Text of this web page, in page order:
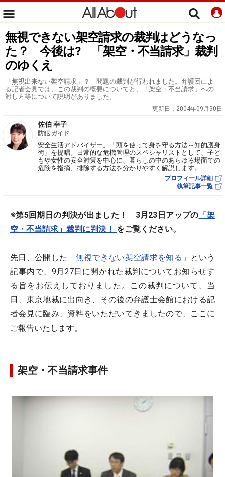
無視できない架空請求の裁判はどうなっ
た？ 今後は? 「架空・不当請求」裁判
のゆくえ
「無視出来ない架空請求」？ 問題の裁判が行われました。弁護団によ
る記者会見では、この裁判の概要についてと、「架空・不当請求」への
対し方等について説明がありました。
更新日： 2004年09月30日
佐伯 幸子
防犯 ガイド
安全生活アドバイザー。「頭を使って身を守る方法～知的護身
術」を提唱。日常的な危機管理のスペシャリストとして、子ど
もや女性の安全対策を中心に、暮らしの中のあらゆる場面での
危険を指摘、排除する方法を分かりやすく解説します。
プロフィール詳細
執筆記事一覧
※第5回期日の判決が出ました！ 3月23日アップの 「架
空・不当請求」裁判に判決！ をご覧ください。
先日、公開した 「無視できない架空請求を知る」 という
記事内で、9月27日に開かれた裁判についてお知らせす
る旨をお伝えしておりました。この裁判について、当
日、東京地裁に出向き、その後の弁護士会館における記
者会見に臨み、資料をいただいてきましたので、ここに
ご報告いたします。
架空・不当請求事件